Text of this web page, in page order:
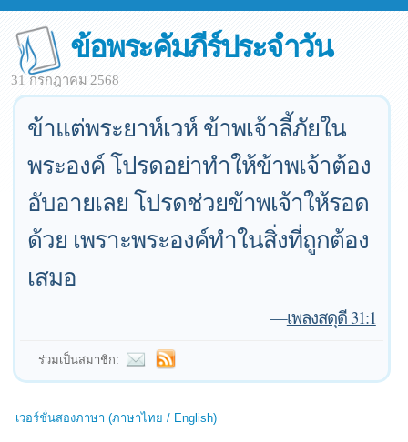
ข้อพระคัมภีร์ประจำวัน
31 กรกฎาคม 2568
ข้าแต่พระยาห์เวห์ ข้าพเจ้าลี้ภัยใน
พระองค์ โปรดอย่าทำให้ข้าพเจ้าต้อง
อับอายเลย โปรดช่วยข้าพเจ้าให้รอด
ด้วย เพราะพระองค์ทำในสิ่งที่ถูกต้อง
เสมอ
—เพลงสดุดี 31:1
ร่วมเป็นสมาชิก:
เวอร์ชั่นสองภาษา (ภาษาไทย / English)